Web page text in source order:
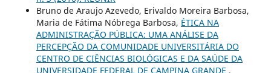
Bruno de Araujo Azevedo, Erivaldo Moreira Barbosa,
Maria de Fátima Nóbrega Barbosa, ÉTICA NA
ADMINISTRAÇÃO PÚBLICA: UMA ANÁLISE DA
PERCEPÇÃO DA COMUNIDADE UNIVERSITÁRIA DO
CENTRO DE CIÊNCIAS BIOLÓGICAS E DA SAÚDE DA
UNIVERSIDADE FEDERAL DE CAMPINA GRANDE ,